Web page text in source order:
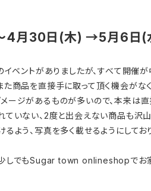
月30日(木) →5月6日(水
ベントがありましたが、すべて開催が
商品を直接手に取って頂く機会がな
ージがあるものが多いので、本来は直
いない、2度と出会えない商品も沢山
よう、写真を多く載せるようにして
しでもSugar town onlineshopでお